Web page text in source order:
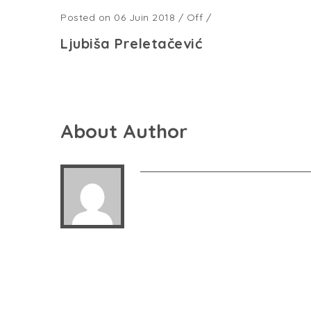
Posted on 06 Juin 2018 / Off /
Ljubiša Preletačević
About Author